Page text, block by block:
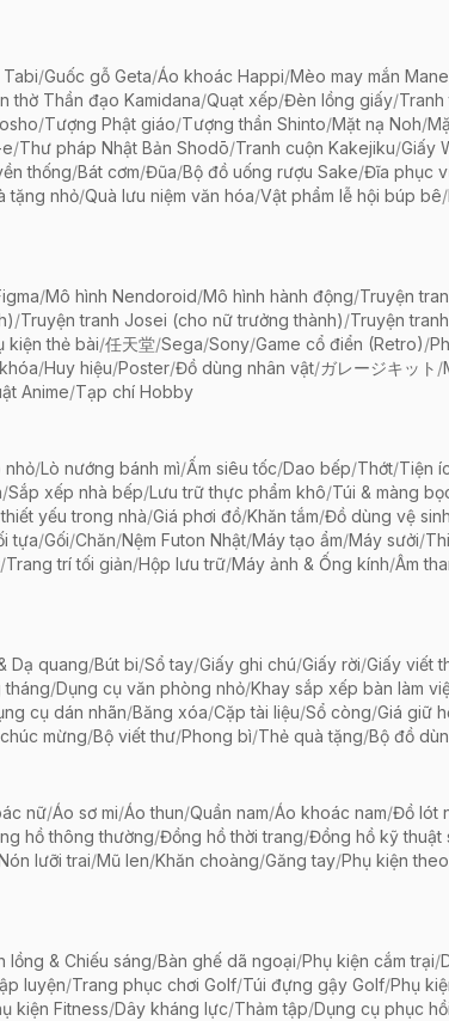
/Guốc gỗ Geta/Áo khoác Happi/Mèo may mắn
thờ Thần đạo Kamidana/Quạt xếp/Đèn lồng giấy/
/Tượng Phật giáo/Tượng thần Shinto/Mặt nạ Noh/
/Thư pháp Nhật Bản Shodō/Tranh cuộn Kakejiku/Giấy
thống/Bát cơm/Đũa/Bộ đồ uống rượu Sake/Đĩa phục
tặng nhỏ/Quà lưu niệm văn hóa/Vật phẩm lễ hội búp bê/
/Mô hình Nendoroid/Mô hình hành động/Truyện
/Truyện tranh Josei (cho nữ trưởng thành)/Truyện
kiện thẻ bài/任天堂/Sega/Sony/Game cổ điển (Retro)/
/Huy hiệu/Poster/Đồ dùng nhân vật/ガレージキット /
Anime/Tạp chí Hobby
nhỏ/Lò nướng bánh mì/Ấm siêu tốc/Dao bếp/Thớt/Tiện
/Sắp xếp nhà bếp/Lưu trữ thực phẩm khô/Túi & màng
yếu trong nhà/Giá phơi đồ/Khăn tắm/Đồ dùng vệ
tựa/Gối/Chăn/Nệm Futon Nhật/Máy tạo ẩm/Máy sưởi/
/Trang trí tối giản/Hộp lưu trữ/Máy ảnh & Ống kính/Âm
Dạ quang/Bút bi/Sổ tay/Giấy ghi chú/Giấy rời/Giấy viết
tháng/Dụng cụ văn phòng nhỏ/Khay sắp xếp bàn làm
cụ dán nhãn/Băng xóa/Cặp tài liệu/Sổ còng/Giá giữ
mừng/Bộ viết thư/Phong bì/Thẻ quà tặng/Bộ đồ
nữ/Áo sơ mi/Áo thun/Quần nam/Áo khoác nam/Đồ lót
hồ thông thường/Đồng hồ thời trang/Đồng hồ kỹ thuật
lưỡi trai/Mũ len/Khăn choàng/Găng tay/Phụ kiện
lồng & Chiếu sáng/Bàn ghế dã ngoại/Phụ kiện cắm trại/
luyện/Trang phục chơi Golf/Túi đựng gậy Golf/Phụ
kiện Fitness/Dây kháng lực/Thảm tập/Dụng cụ phục hồi